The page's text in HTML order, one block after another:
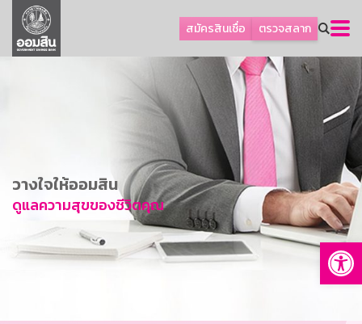
สมัครสินเชื่อ ตรวจสลาก
ลูกค้าธุรกิจ
ลูกค้าผู้ประกอบรายย่อย
การพัฒนาที่ยั่งยืน
ข่าวสาร
บริการทางการเงิน
อื่นๆ
วางใจให้ออมสิน
ดูแลความสุขของชีวิตคุณ